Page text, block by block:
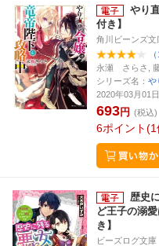
やり
付き】
角川ビーンズ文
永瀬 さらさ,
シリーズ名： や
2020年03月01
693円 (税込)
6ポイント 1
歴史
ど王子の溺
き】
ビーズログ文庫